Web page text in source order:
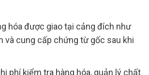
hóa được giao tại cảng đích như
và cung cấp chứng từ gốc sau khi
phí kiểm tra hàng hóa, quản lý chất